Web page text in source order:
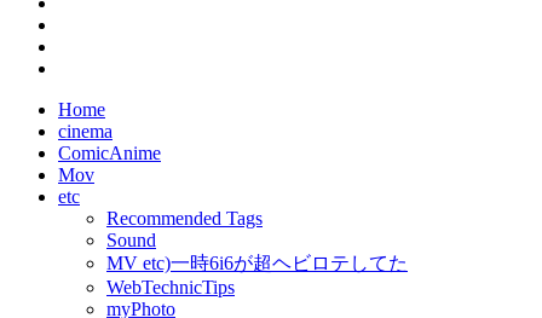
Home
cinema
ComicAnime
Mov
etc
Recommended Tags
Sound
MV etc)一時6i6が超ヘビロテしてた
WebTechnicTips
myPhoto